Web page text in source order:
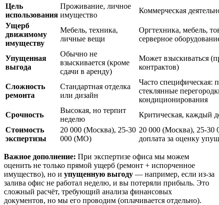
Цель
использования
Проживание, личное
имущество
Коммерческая
Ущерб
движимому
имуществу
Мебель, техника,
личные вещи
Оргтехника, мебель,
серверное
Упущенная
выгода
Обычно не
взыскивается (кроме
сдачи в аренду)
Может взыскиваться
контрактов)
Сложность
ремонта
Стандартная отделка
или дизайн
Часто специфическая:
стеклянные
кондиционирования
Срочность
Высокая, но терпит
неделю
Критическая, каждый
Стоимость
экспертизы
20 000 (Москва), 25-30
000 (МО)
20 000 (Москва), 25-
доплата за оценку
Важное дополнение: При экспертизе офиса мы можем
оценить не только прямой ущерб (ремонт + испорченное
имущество), но и упущенную выгоду — например, если из-за
залива офис не работал неделю, и вы потеряли прибыль. Это
сложный расчёт, требующий анализа финансовых
документов, но мы его проводим (оплачивается отдельно).